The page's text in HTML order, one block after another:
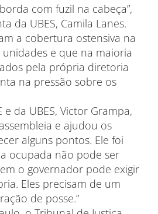
com fuzil na cabeça”,
da UBES, Camila Lanes.
a cobertura ostensiva na
e que na maioria
pela própria diretoria
na pressão sobre os
da UBES, Victor Grampa,
e ajudou os
alguns pontos. Ele foi
ocupada não pode ser
o governador pode exigir
Eles precisam de um
de posse.”